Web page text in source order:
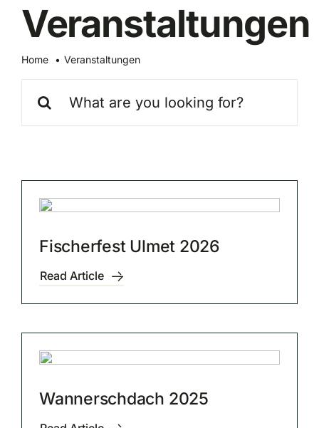
Termine und Veranstaltungen
Veranstaltungen
Home Veranstaltungen
nach:
Fischerfest Ulmet 2026
Read Article
Wannerschdach 2025